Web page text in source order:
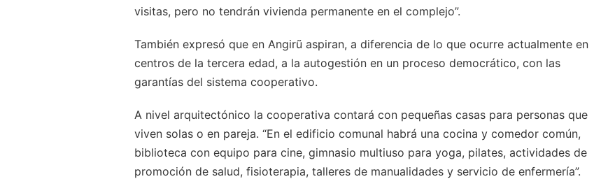
visitas, pero no tendrán vivienda permanente en el complejo”.
También expresó que en Angirũ aspiran, a diferencia de lo que ocurre actualmente en
centros de la tercera edad, a la autogestión en un proceso democrático, con las
garantías del sistema cooperativo.
A nivel arquitectónico la cooperativa contará con pequeñas casas para personas que
viven solas o en pareja. “En el edificio comunal habrá una cocina y comedor común,
biblioteca con equipo para cine, gimnasio multiuso para yoga, pilates, actividades de
promoción de salud, fisioterapia, talleres de manualidades y servicio de enfermería”.